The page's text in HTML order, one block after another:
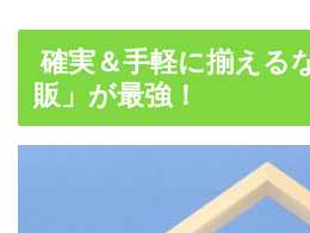
確実＆手軽に揃える
販」が最強！